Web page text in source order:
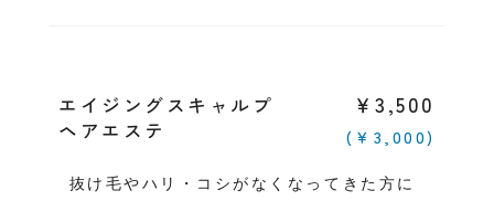
エイジングスキャルプ
ヘアエステ
￥3,500
(￥3,000)
抜け毛やハリ・コシがなくなってきた方に